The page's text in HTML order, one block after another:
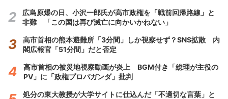
広島原爆の日、小沢一郎氏が高市政権を「戦前回帰路線」と
非難 「この国は再び滅亡に向かいかねない」
高市首相の熊本避難所「3分間」しか視察せず？SNS拡散 内
閣広報官「51分間」だと否定
高市首相の被災地視察動画が炎上 BGM付き「総理が主役の
PV」に「政権プロパガンダ」批判
処分の東大教授が大学サイトに仕込んだ「不適切な言葉」と